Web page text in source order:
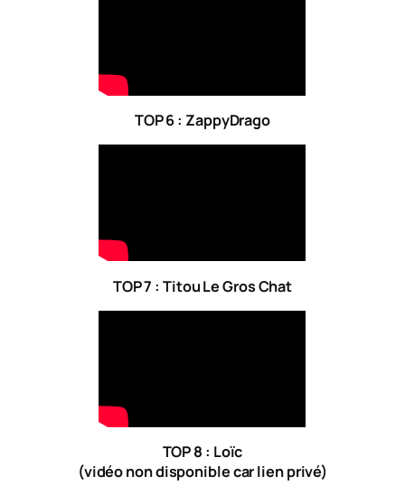
TOP 6 : ZappyDrago
TOP 7 : Titou Le Gros Chat
TOP 8 : Loïc
(vidéo non disponible car lien privé)